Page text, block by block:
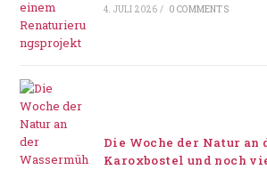
4. JULI 2026 / 0 COMMENTS
Die Woche der Natur an
Karoxbostel und noch